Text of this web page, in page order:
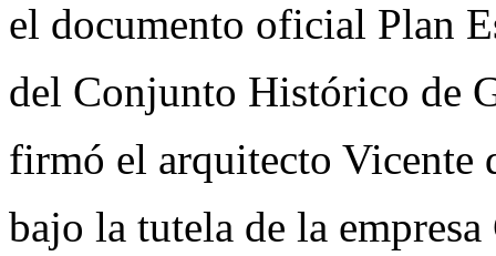
el documento oficial Plan
del Conjunto Histórico de
firmó el arquitecto Vicente
bajo la tutela de la